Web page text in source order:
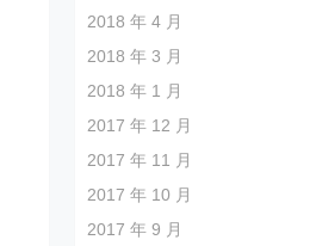
2018 年 4 月
2018 年 3 月
2018 年 1 月
2017 年 12 月
2017 年 11 月
2017 年 10 月
2017 年 9 月